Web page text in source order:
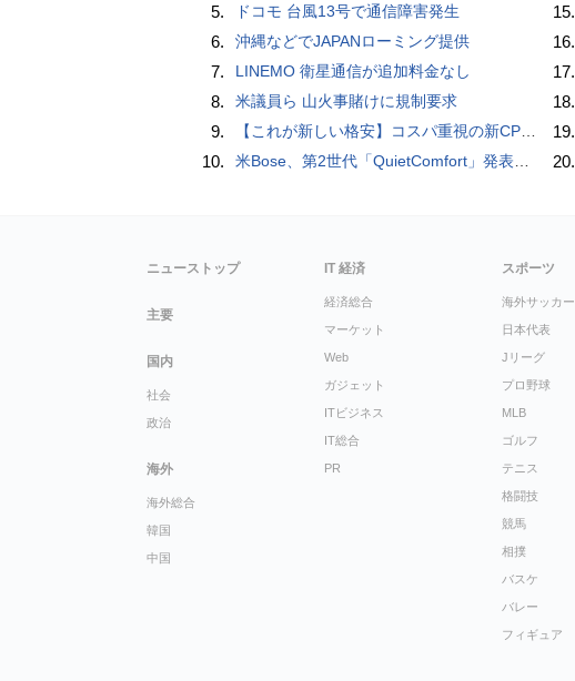
5. ドコモ 台風13号で通信障害発生
6. 沖縄などでJAPANローミング提供
7. LINEMO 衛星通信が追加料金なし
8. 米議員ら 山火事賭けに規制要求
9. 【これが新しい格安】コスパ重視の新CPUを搭載した「 Beelink EQi Wildcat Lake Core 3 304」をレビューします。なんと10G LANも搭載していますよ
10. 米Bose、第2世代「QuietComfort」発表 ノイキャン強化、メガネ着用時の低下を抑制
15.
16.
17.
18.
19.
20.
ニューストップ
主要
国内
社会
政治
海外
海外総合
韓国
中国
IT 経済
経済総合
マーケット
Web
ガジェット
ITビジネス
IT総合
PR
スポーツ
海外サッカー
日本代表
Jリーグ
プロ野球
MLB
ゴルフ
テニス
格闘技
競馬
相撲
バスケ
バレー
フィギュア